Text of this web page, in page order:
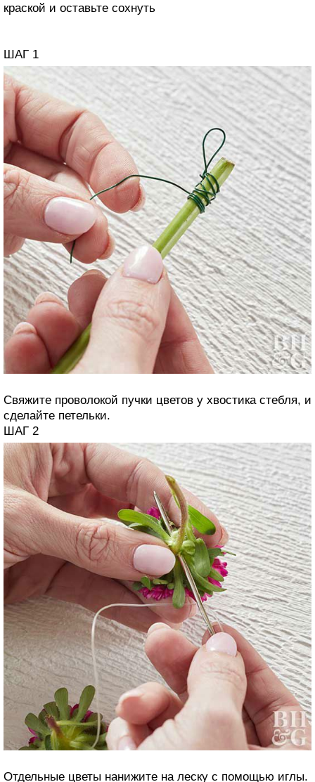
краской и оставьте сохнуть
ШАГ 1
Свяжите проволокой пучки цветов у хвостика стебля, и
сделайте петельки.
ШАГ 2
Отдельные цветы нанижите на леску с помощью иглы.